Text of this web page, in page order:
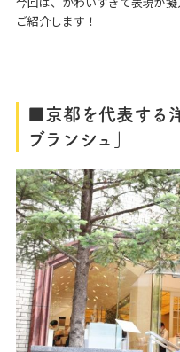
ご紹介します！
■京都を代表する
ブランシュ」